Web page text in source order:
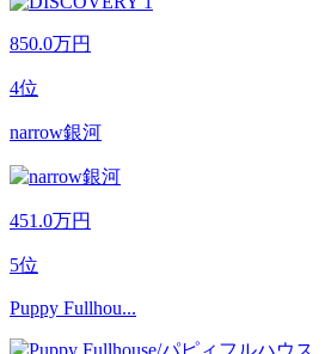
850.0万円
4位
narrow銀河
451.0万円
5位
Puppy Fullhou...